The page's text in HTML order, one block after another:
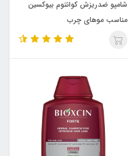
شامپو ضدریزش کوانتوم بیوکسین
مناسب موهای چرب